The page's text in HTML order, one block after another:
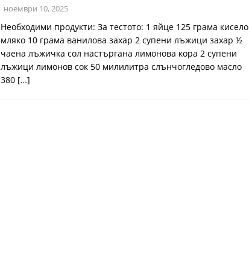
ноември 10, 2025
Необходими продукти: За тестото: 1 яйце 125 грама кисело
мляко 10 грама ванилова захар 2 супени лъжици захар ½
чаена лъжичка сол настъргана лимонова кора 2 супени
лъжици лимонов сок 50 милилитра слънчогледово масло
380 […]